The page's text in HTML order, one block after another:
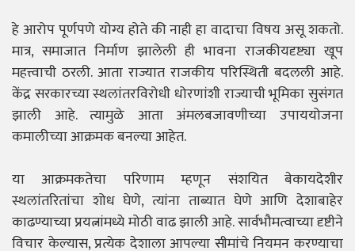
हे आरोप पूर्णपणे योग्य होते की नाही हा वादाचा विषय असू शकतो.
मात्र, समाजात निर्माण झालेली ही भावना राजकीयदृष्ट्या खूप
महत्त्वाची ठरली. आता राज्यात राजकीय परिस्थिती बदलली आहे.
केंद्र सरकारच्या स्थलांतरविरोधी धोरणांशी राज्याची भूमिका सुसंगत
झाली आहे. त्यामुळे आता अंमलबजावणीच्या उपाययोजना
कमालीच्या आक्रमक बनल्या आहेत.
या आक्रमकतेचा परिणाम म्हणून संशयित बेकायदेशीर
स्थलांतरितांचा शोध घेणे, त्यांना ताब्यात घेणे आणि देशाबाहेर
काढण्याच्या प्रयत्नांमध्ये मोठी वाढ झाली आहे. सार्वभौमत्वाच्या दृष्टीने
विचार केल्यास, प्रत्येक देशाला आपल्या सीमांचे नियमन करण्याचा